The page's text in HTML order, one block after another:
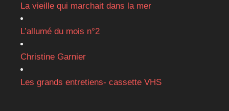
La vieille qui marchait dans la mer
L’allumé du mois n°2
Christine Garnier
Les grands entretiens- cassette VHS